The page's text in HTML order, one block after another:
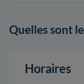
Quelles sont
Horaires